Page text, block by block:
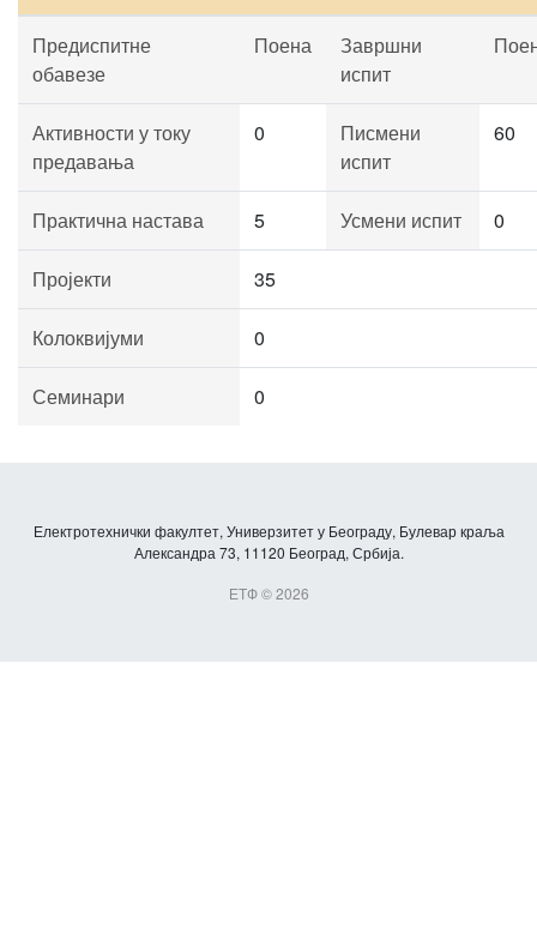
Предиспитне
обавезе
Поена
Завршни
испит
Активности у току
предавања
0
Писмени
испит
60
Практична настава 5 Усмени испит 0
Пројекти 35
Колоквијуми 0
Семинари 0
Електротехнички факултет, Универзитет у Београду, Булевар краља
Александра 73, 11120 Београд, Србија.
ЕТФ © 2026